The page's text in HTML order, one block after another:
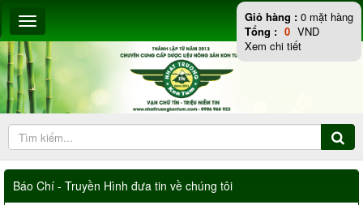
Báo Chí - Truyền Hình đưa tin về chúng tôi
Giỏ hàng : 0 mặt hàng
Tổng : 0 VND
Xem chi tiết